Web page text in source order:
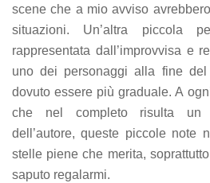
scene che a mio avviso
situazioni. Un’altra piccola
rappresentata dall’improvvisa e
uno dei personaggi alla fine del
dovuto essere più graduale. A
che nel completo risulta un
dell’autore, queste piccole note
stelle piene che merita,
saputo regalarmi.